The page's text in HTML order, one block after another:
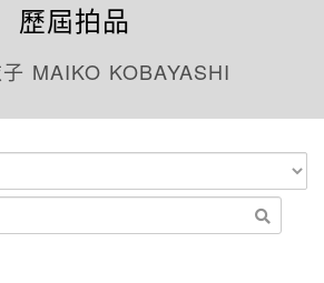
歷屆拍品
MAIKO KOBAYASHI